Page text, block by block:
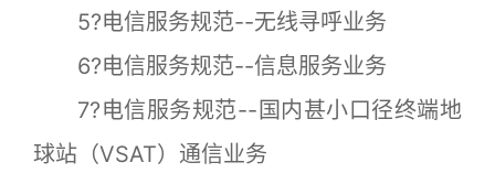
5?电信服务规范--无线寻呼业务
6?电信服务规范--信息服务业务
7?电信服务规范--国内甚小口径终端地
球站（VSAT）通信业务